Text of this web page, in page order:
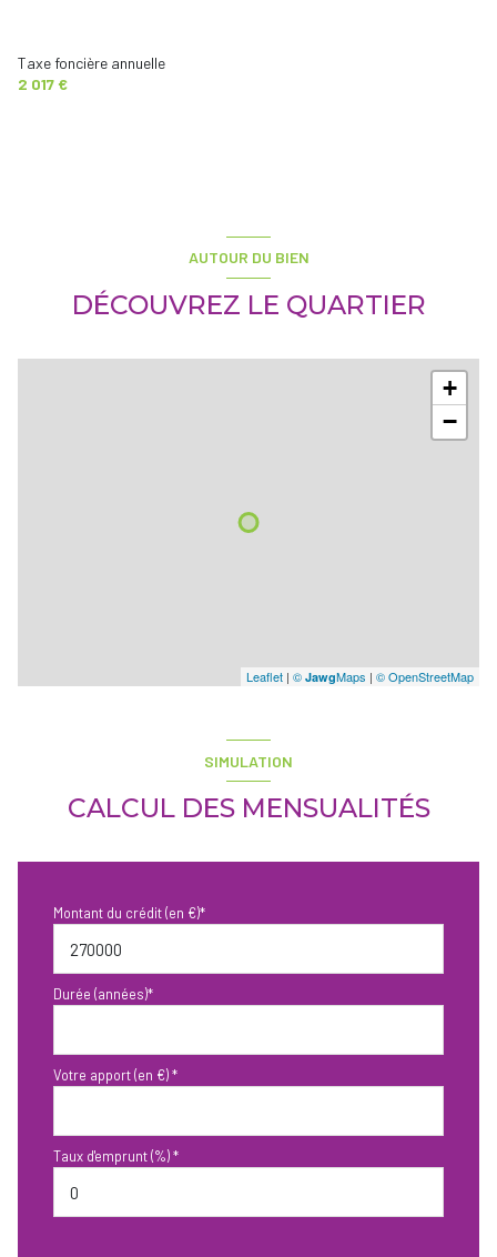
Taxe foncière annuelle
2 017 €
AUTOUR DU BIEN
DÉCOUVREZ LE QUARTIER
+
−
Leaflet | © JawgMaps | © OpenStreetMap
SIMULATION
CALCUL DES MENSUALITÉS
Montant du crédit (en €)*
Durée (années)*
Votre apport (en €) *
Taux d'emprunt (%) *